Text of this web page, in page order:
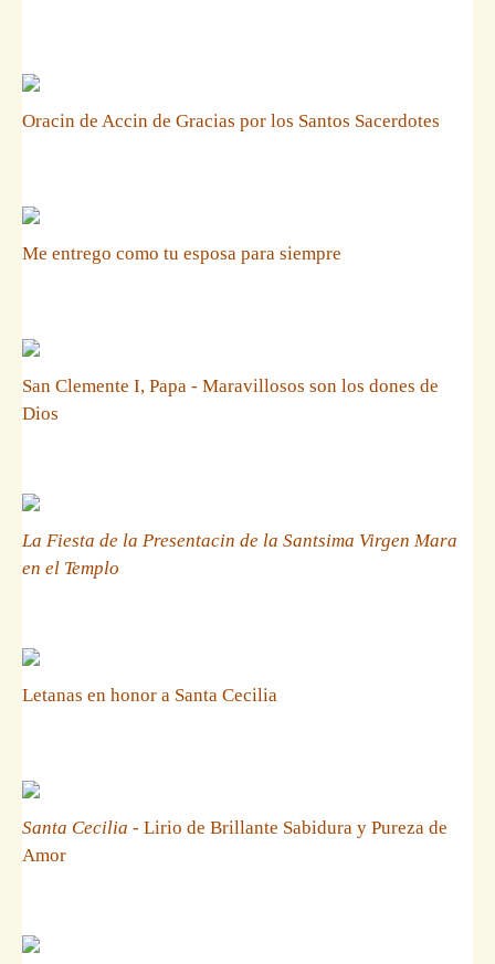
Oracin de Accin de Gracias por los Santos Sacerdotes
Me entrego como tu esposa para siempre
San Clemente I, Papa - Maravillosos son los dones de
Dios
La Fiesta de la Presentacin de la Santsima Virgen Mara
en el Templo
Letanas en honor a Santa Cecilia
Santa Cecilia - Lirio de Brillante Sabidura y Pureza de
Amor